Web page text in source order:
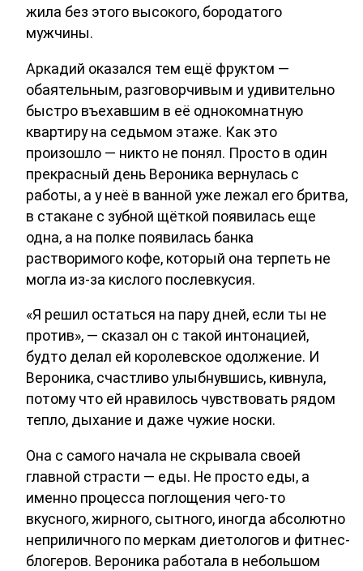
жила без этого высокого, бородатого
мужчины.
Аркадий оказался тем ещё фруктом —
обаятельным, разговорчивым и удивительно
быстро въехавшим в её однокомнатную
квартиру на седьмом этаже. Как это
произошло — никто не понял. Просто в один
прекрасный день Вероника вернулась с
работы, а у неё в ванной уже лежал его бритва,
в стакане с зубной щёткой появилась еще
одна, а на полке появилась банка
растворимого кофе, который она терпеть не
могла из-за кислого послевкусия.
«Я решил остаться на пару дней, если ты не
против», — сказал он с такой интонацией,
будто делал ей королевское одолжение. И
Вероника, счастливо улыбнувшись, кивнула,
потому что ей нравилось чувствовать рядом
тепло, дыхание и даже чужие носки.
Она с самого начала не скрывала своей
главной страсти — еды. Не просто еды, а
именно процесса поглощения чего-то
вкусного, жирного, сытного, иногда абсолютно
неприличного по меркам диетологов и фитнес-
блогеров. Вероника работала в небольшом